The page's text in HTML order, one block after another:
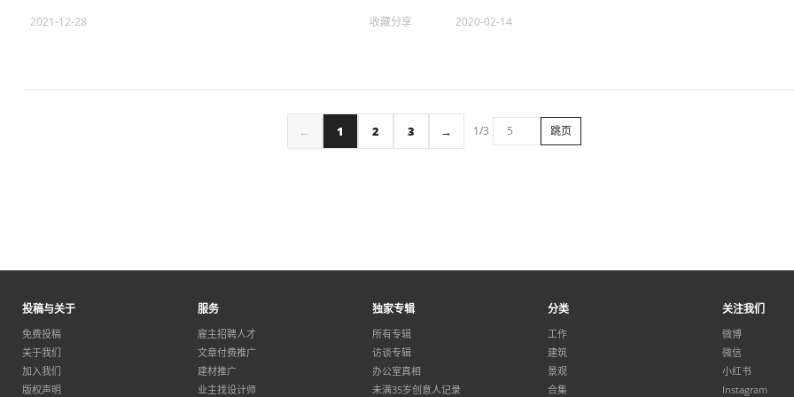
2021-12-28 收藏分享 2020-02-14
← 1 2 3 → 1/3 跳页
投稿与关于
免费投稿
关于我们
加入我们
版权声明
服务
雇主招聘人才
文章付费推广
建材推广
业主找设计师
独家专辑
所有专辑
访谈专辑
办公室真相
未满35岁创意人记录
分类
工作
建筑
景观
合集
关注我们
微博
微信
小红书
Instagram